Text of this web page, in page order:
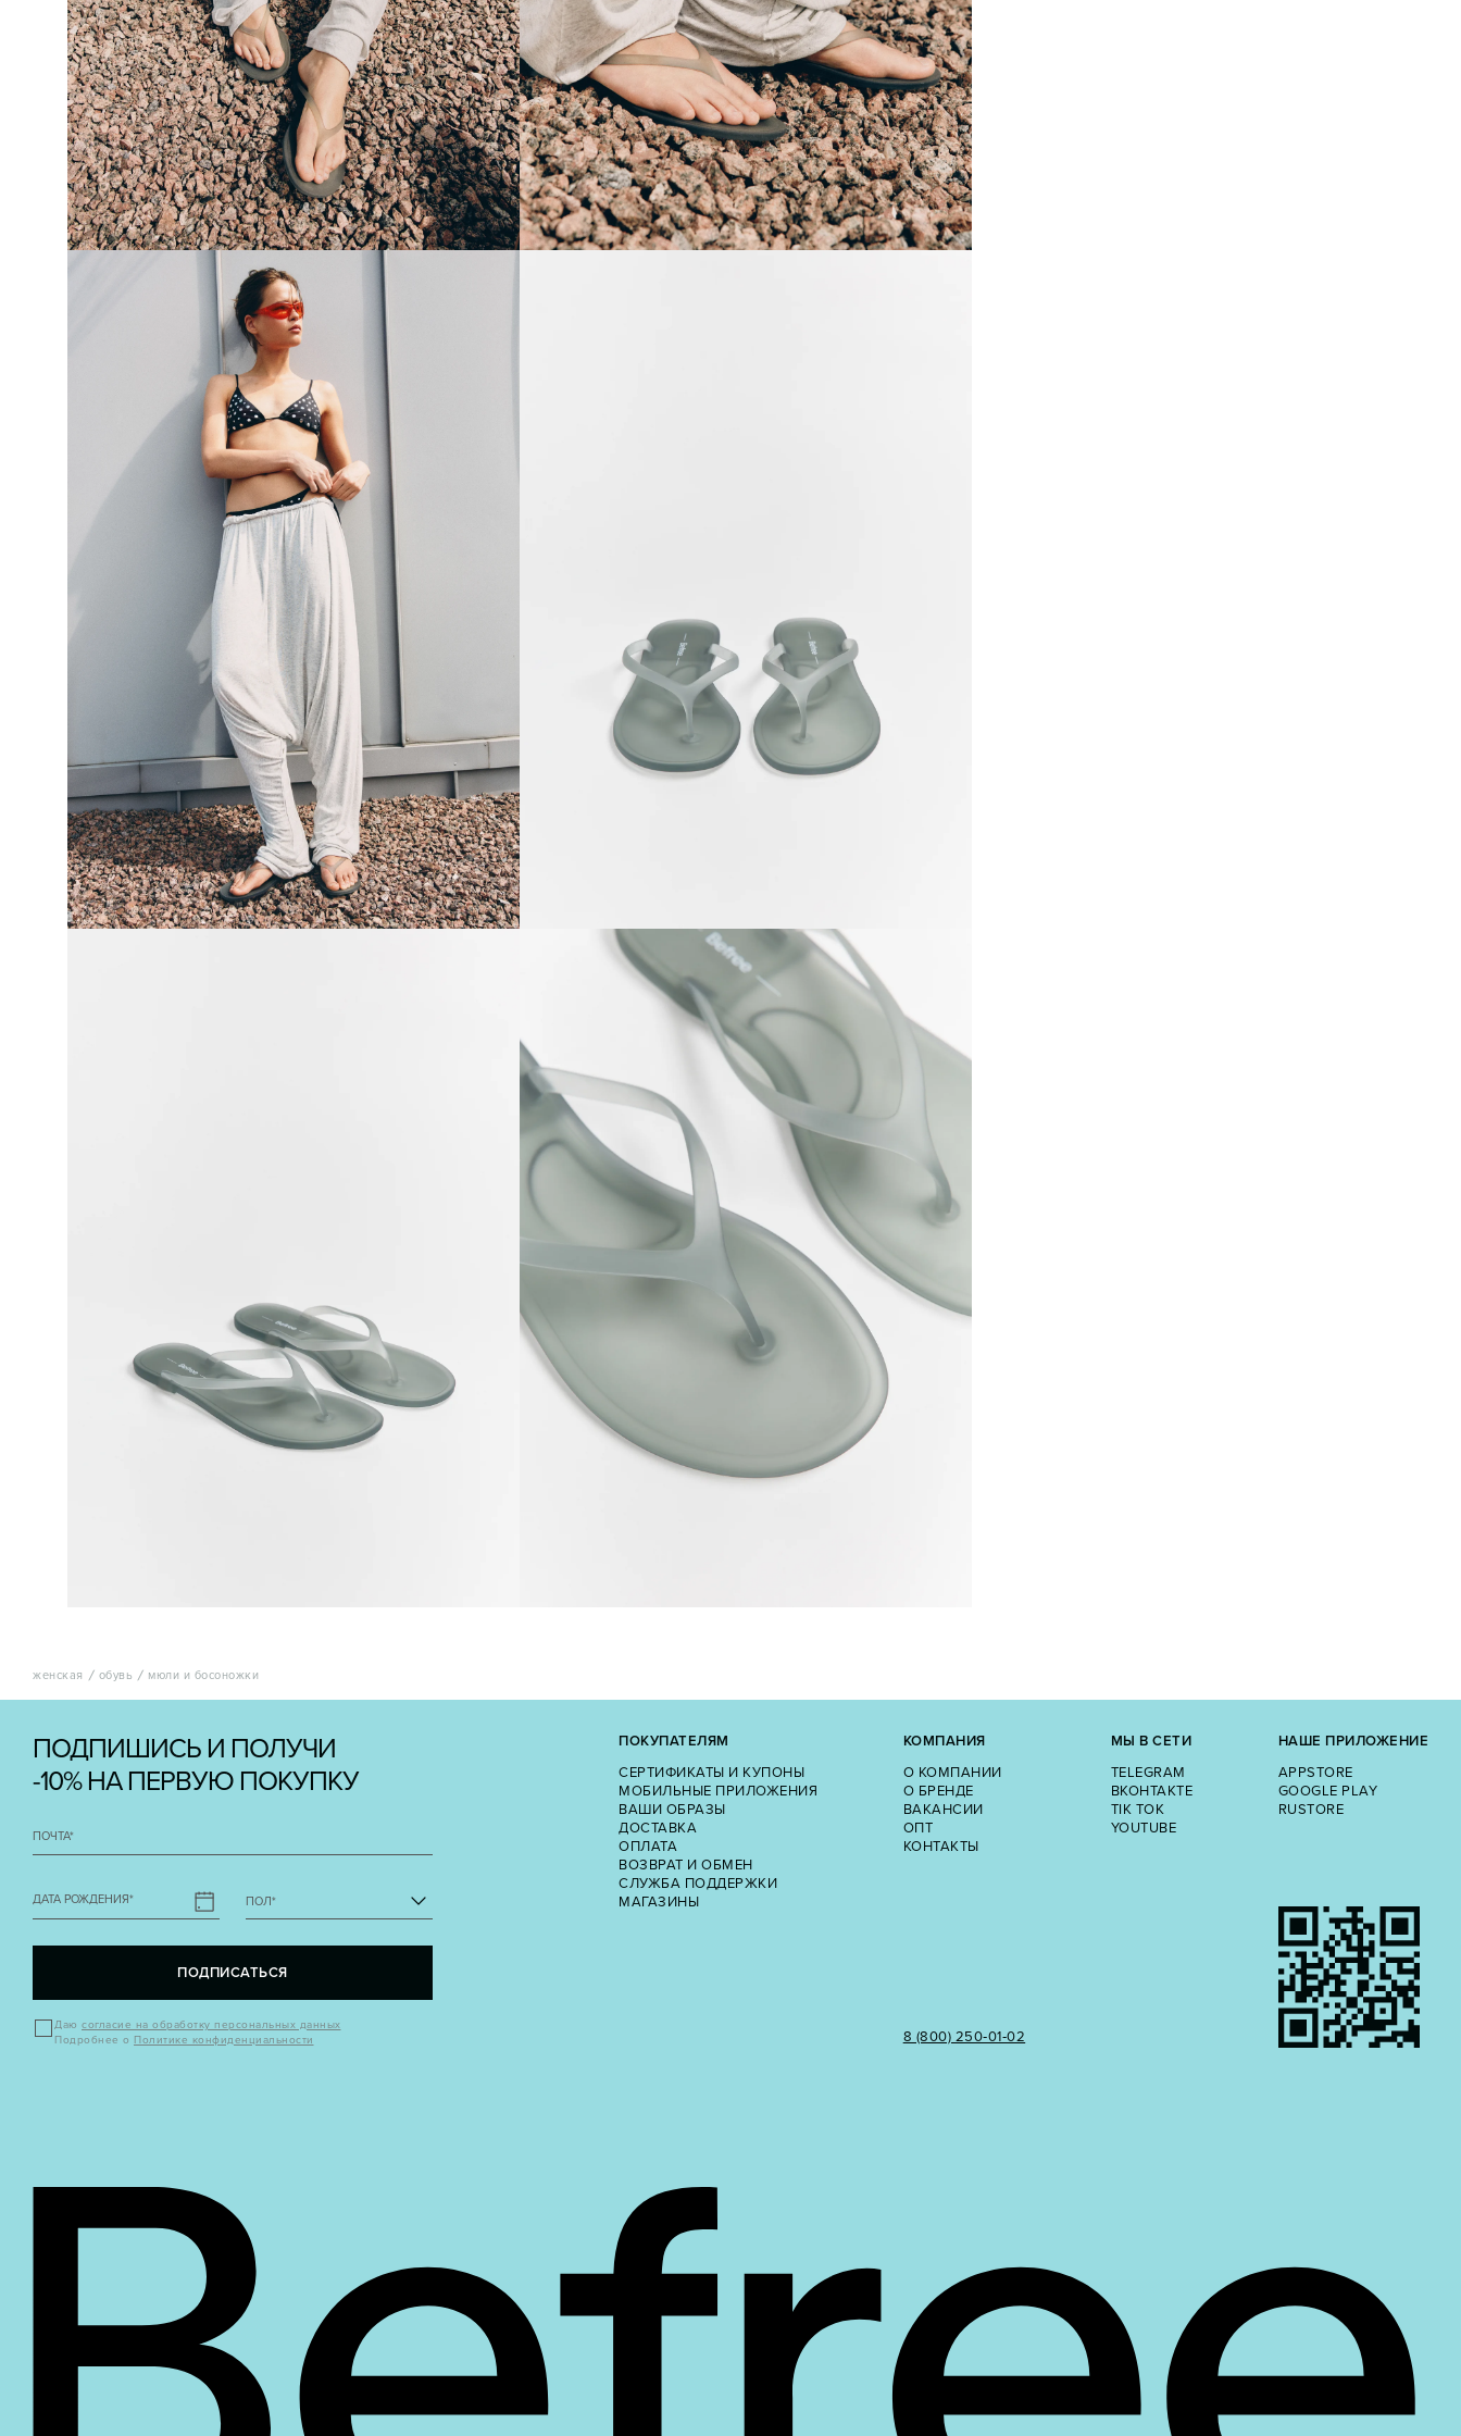
женская обувь мюли и босоножки
ПОДПИШИСЬ И ПОЛУЧИ
-10% НА ПЕРВУЮ ПОКУПКУ
ПОЧТА*
ДАТА РОЖДЕНИЯ* ПОЛ*
ПОДПИСАТЬСЯ
Даю согласие на обработку персональных данных
Подробнее о Политике конфиденциальности
ПОКУПАТЕЛЯМ
СЕРТИФИКАТЫ И КУПОНЫ
МОБИЛЬНЫЕ ПРИЛОЖЕНИЯ
ВАШИ ОБРАЗЫ
ДОСТАВКА
ОПЛАТА
ВОЗВРАТ И ОБМЕН
СЛУЖБА ПОДДЕРЖКИ
МАГАЗИНЫ
КОМПАНИЯ
О КОМПАНИИ
О БРЕНДЕ
ВАКАНСИИ
ОПТ
КОНТАКТЫ
8 (800) 250‑01‑02
МЫ В СЕТИ
TELEGRAM
ВКОНТАКТЕ
TIK TOK
YOUTUBE
НАШЕ ПРИЛОЖЕНИЕ
APPSTORE
GOOGLE PLAY
RUSTORE